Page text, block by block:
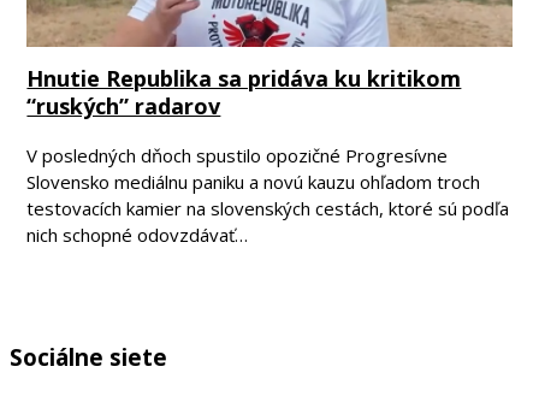
Hnutie Republika sa pridáva ku kritikom
“ruských” radarov
V posledných dňoch spustilo opozičné Progresívne
Slovensko mediálnu paniku a novú kauzu ohľadom troch
testovacích kamier na slovenských cestách, ktoré sú podľa
nich schopné odovzdávať…
Sociálne siete